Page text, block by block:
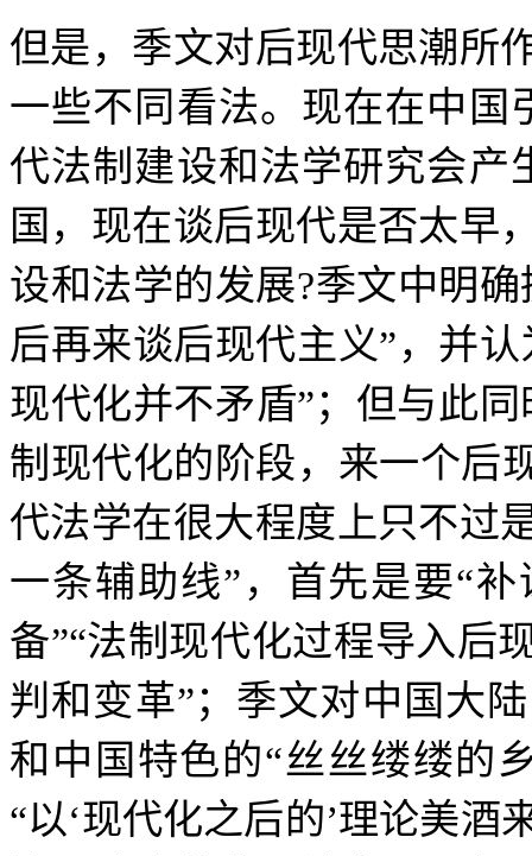
但是，季文对后现代思潮所
一些不同看法。现在在中国
代法制建设和法学研究会产
国，现在谈后现代是否太早
设和法学的发展?季文中明
后再来谈后现代主义”，并认
现代化并不矛盾”；但与此
制现代化的阶段，来一个后
代法学在很大程度上只不过
一条辅助线” ，首先是要“补
备”“法制现代化过程导入后
判和变革”；季文对中国大
和中国特色的“丝丝缕缕的
“以‘现代化之后的’理论美酒